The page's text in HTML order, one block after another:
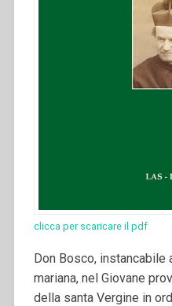
clicca per scaricare il pdf
Don Bosco,
mariana, nel Giovane
della santa Vergine in